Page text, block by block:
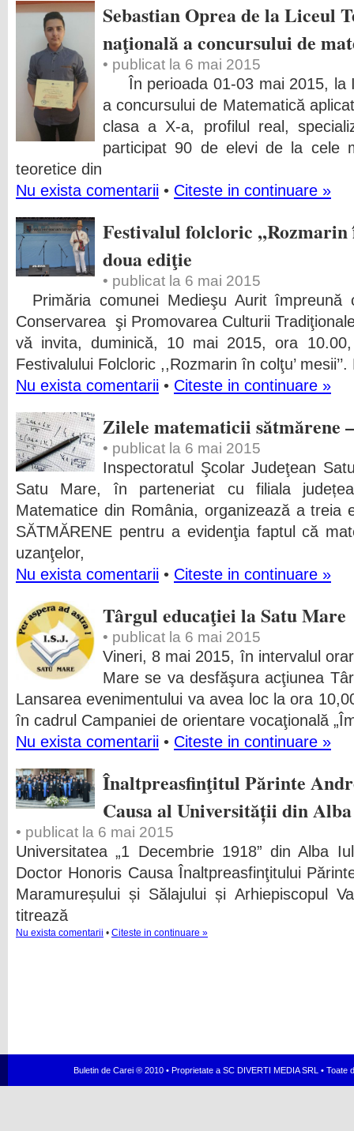
Sebastian Oprea de la Liceul
naţională a concursului de
• publicat la 6 mai 2015
În perioada 01-03 mai 2015, la
a concursului de Matematică
clasa a X-a, profilul real,
participat 90 de elevi de la cele
teoretice din
Nu exista comentarii • Citeste in continuare »
Festivalul folcloric ,,Rozmarin
doua ediţie
• publicat la 6 mai 2015
Primăria comunei Medieşu Aurit împreună
Conservarea şi Promovarea Culturii
vă invita, duminică, 10 mai 2015, ora
Festivalului Folcloric ,,Rozmarin în colţu’
Nu exista comentarii • Citeste in continuare »
Zilele matematicii sătmărene
• publicat la 6 mai 2015
Inspectoratul Şcolar Judeţean
Satu Mare, în parteneriat cu filiala
Matematice din România, organizează a treia
SĂTMĂRENE pentru a evidenţia faptul că
uzanţelor,
Nu exista comentarii • Citeste in continuare »
Târgul educaţiei la Satu Mare
• publicat la 6 mai 2015
Vineri, 8 mai 2015, în intervalul
Mare se va desfăşura acţiunea
Lansarea evenimentului va avea loc la ora
în cadrul Campaniei de orientare vocaţională
Nu exista comentarii • Citeste in continuare »
Înaltpreasfinţitul Părinte
Causa al Universității din
• publicat la 6 mai 2015
Universitatea „1 Decembrie 1918” din Alba
Doctor Honoris Causa Înaltpreasfinţitului
Maramureșului și Sălajului și Arhiepiscopul
titrează
Nu exista comentarii • Citeste in continuare »
Buletin de Carei ® 2010 • Proprietate a SC DIVERTI MEDIA SRL •